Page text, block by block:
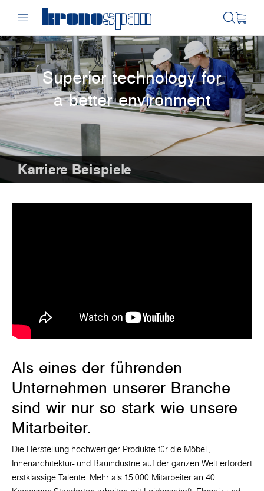
Karriere Beispiele
Superior technology for
a better environment
Als eines der führenden
Unternehmen unserer Branche
sind wir nur so stark wie unsere
Mitarbeiter.
Die Herstellung hochwertiger Produkte für die Möbel-,
Innenarchitektur- und Bauindustrie auf der ganzen Welt erfordert
erstklassige Talente. Mehr als 15.000 Mitarbeiter an 40